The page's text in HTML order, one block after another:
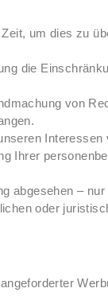
um dies zu
die
von
Interessen
Ihrer
abgesehen –
oder